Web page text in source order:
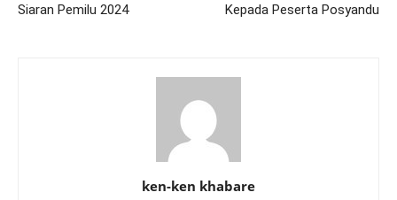
Siaran Pemilu 2024
Kepada Peserta Posyandu
ken-ken khabare